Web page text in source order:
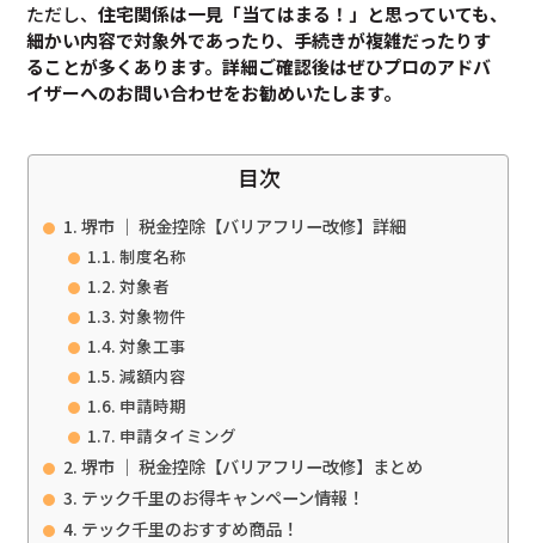
ただし、住宅関係は一見「当てはまる！」と思っていても、
細かい内容で対象外であったり、手続きが複雑だったりす
ることが多くあります。詳細ご確認後はぜひプロのアドバ
イザーへのお問い合わせをお勧めいたします。
目次
堺市 ｜ 税金控除【バリアフリー改修】詳細
制度名称
対象者
対象物件
対象工事
減額内容
申請時期
申請タイミング
堺市 ｜ 税金控除【バリアフリー改修】まとめ
テック千里のお得キャンペーン情報！
テック千里のおすすめ商品！